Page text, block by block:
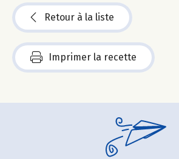
Retour à la liste
Imprimer la recette